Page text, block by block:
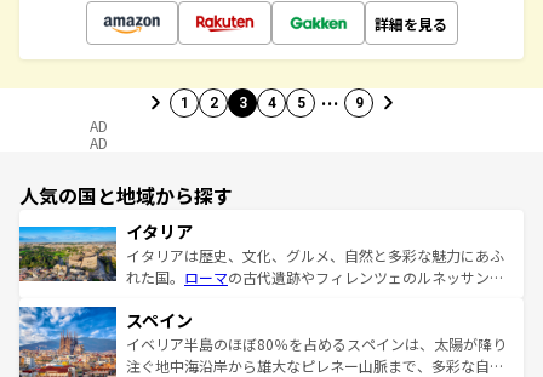
詳細を見る
1 2 3 4 5 … 9
AD
AD
人気の国と地域から探す
イタリア
イタリアは歴史、文化、グルメ、自然と多彩な魅力にあふ
れた国。 ローマの古代遺跡やフィレンツェのルネッサンス
ろん、トスカーナの美しい田園風景やアマルフィ海岸の絶
景など、自然景観も見逃せない。観光の合間には、本場の
ピザやパスタなど、絶品のイタリア料理を堪能することも
スペイン
イベリア半島のほぼ80％を占めるスペインは、太陽が降り
注ぐ地中海沿岸から雄大なピレネー山脈まで、多彩な自然